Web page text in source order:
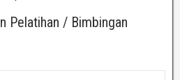
Pelatihan / Bimbingan